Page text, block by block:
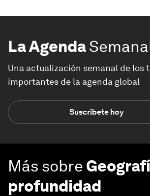
La Agenda
Una actualización semanal de los
importantes de la agenda global
Suscríbete hoy
Más sobre
profundidad